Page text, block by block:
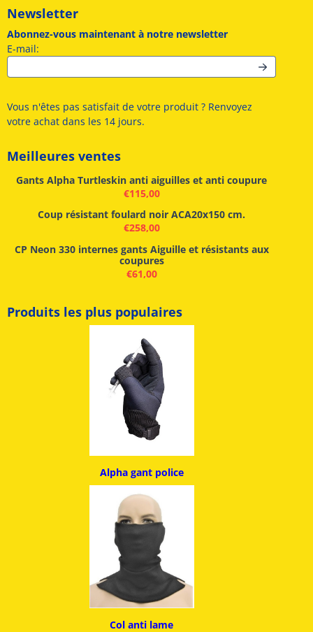
Newsletter
Abonnez-vous maintenant à notre newsletter
E-mail:
Vous n'êtes pas satisfait de votre produit ? Renvoyez
votre achat dans les 14 jours.
Meilleures ventes
Gants Alpha Turtleskin anti aiguilles et anti coupure
€115,00
Coup résistant foulard noir ACA20x150 cm.
€258,00
CP Neon 330 internes gants Aiguille et résistants aux
coupures
€61,00
Produits les plus populaires
Alpha gant police
Col anti lame